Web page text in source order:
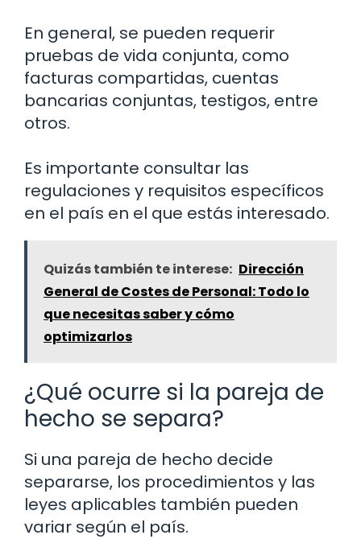
En general, se pueden requerir
pruebas de vida conjunta, como
facturas compartidas, cuentas
bancarias conjuntas, testigos, entre
otros.
Es importante consultar las
regulaciones y requisitos específicos
en el país en el que estás interesado.
Quizás también te interese: Dirección
General de Costes de Personal: Todo lo
que necesitas saber y cómo
optimizarlos
¿Qué ocurre si la pareja de
hecho se separa?
Si una pareja de hecho decide
separarse, los procedimientos y las
leyes aplicables también pueden
variar según el país.